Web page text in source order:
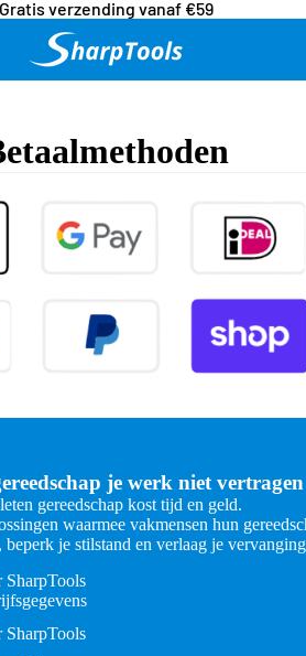
Gratis verzending vanaf €59
je werk niet vertragen
gereedschap kost tijd en geld.
waarmee vakmensen hun
je stilstand en verlaag je
SharpTools
SharpTools